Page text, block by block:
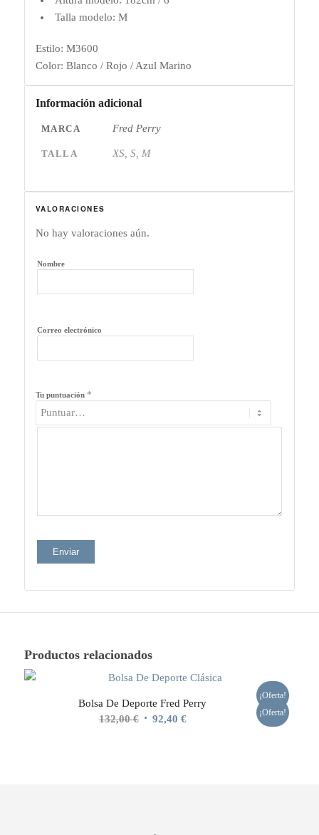
Talla modelo: M
Estilo: M3600
Color: Blanco / Rojo / Azul Marino
Información adicional
MARCA Fred Perry
TALLA XS, S, M
VALORACIONES
No hay valoraciones aún.
Nombre
Correo electrónico
Tu puntuación *
Productos relacionados
¡Oferta!
Bolsa De Deporte Fred Perry
132,00€ El 92,40 €El
¡Oferta!